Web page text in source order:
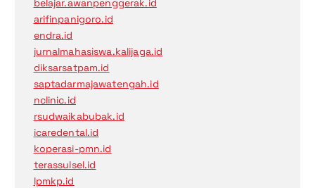
belajar.awanpenggerak.id
arifinpanigoro.id
endra.id
jurnalmahasiswa.kalijaga.id
diksarsatpam.id
saptadarmajawatengah.id
nclinic.id
rsudwaikabubak.id
icaredental.id
koperasi-pmn.id
terassulsel.id
lpmkp.id